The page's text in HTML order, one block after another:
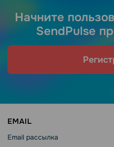
Начните
SendPulse
EMAIL
Email рассылка